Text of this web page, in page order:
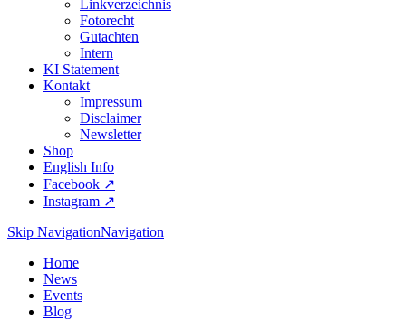
Linkverzeichnis
Fotorecht
Gutachten
Intern
KI Statement
Kontakt
Impressum
Disclaimer
Newsletter
Shop
English Info
Facebook ↗︎
Instagram ↗︎
Skip NavigationNavigation
Home
News
Events
Blog